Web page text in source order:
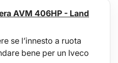
per bambini
AVM 406HP - Land
se l’innesto a ruota
bene per un Iveco